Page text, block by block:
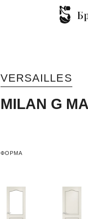
VERSAILLES
MILAN G
ФОРМА